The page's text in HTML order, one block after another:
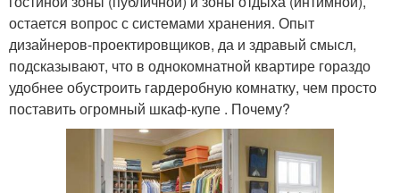
остается вопрос с системами хранения. Опыт
дизайнеров-проектировщиков, да и здравый смысл,
подсказывают, что в однокомнатной квартире гораздо
удобнее обустроить гардеробную комнатку, чем просто
поставить огромный шкаф-купе . Почему?